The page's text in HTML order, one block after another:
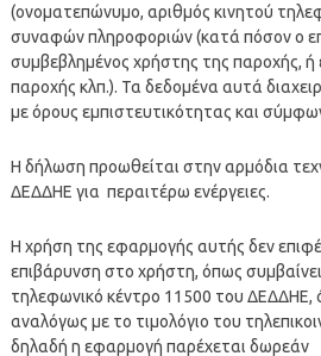
(ονοματεπώνυμο, αριθμός κινητού
συναφών πληροφοριών (κατά πόσον ο
συμβεβλημένος χρήστης της παροχής, ή
παροχής κλπ.). Τα δεδομένα αυτά
με όρους εμπιστευτικότητας και
Η δήλωση προωθείται στην αρμόδια
ΔΕΔΔΗΕ για περαιτέρω ενέργειες.
Η χρήση της εφαρμογής αυτής δεν
επιβάρυνση στο χρήστη, όπως
τηλεφωνικό κέντρο 11500 του ΔΕΔΔΗΕ,
αναλόγως με το τιμολόγιο του
δηλαδή η εφαρμογή παρέχεται δωρεάν